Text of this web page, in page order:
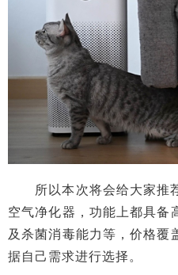
所以本次将会给大家推
空气净化器，功能上都具备
及杀菌消毒能力等，价格覆
据自己需求进行选择。